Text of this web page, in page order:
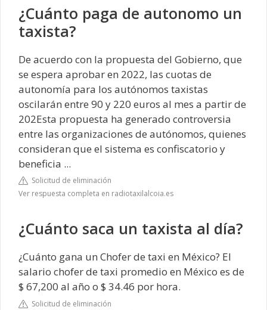
¿Cuánto paga de autonomo un
taxista?
De acuerdo con la propuesta del Gobierno, que
se espera aprobar en 2022, las cuotas de
autonomía para los autónomos taxistas
oscilarán entre 90 y 220 euros al mes a partir de
202Esta propuesta ha generado controversia
entre las organizaciones de autónomos, quienes
consideran que el sistema es confiscatorio y
beneficia ...
Solicitud de eliminación
Ver respuesta completa en radiotaxilalcoia.es
¿Cuánto saca un taxista al día?
¿Cuánto gana un Chofer de taxi en México? El
salario chofer de taxi promedio en México es de
$ 67,200 al año o $ 34.46 por hora.
Solicitud de eliminación